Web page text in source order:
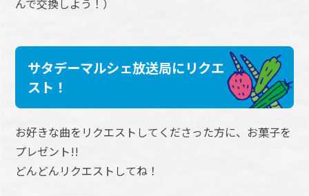
んで交換しよう！）
サタデーマルシェ放送局にリクエ
スト！
お好きな曲をリクエストしてくださった方に、お菓子を
プレゼント!!
どんどんリクエストしてね！